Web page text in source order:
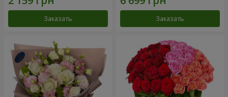
Заказать Заказать